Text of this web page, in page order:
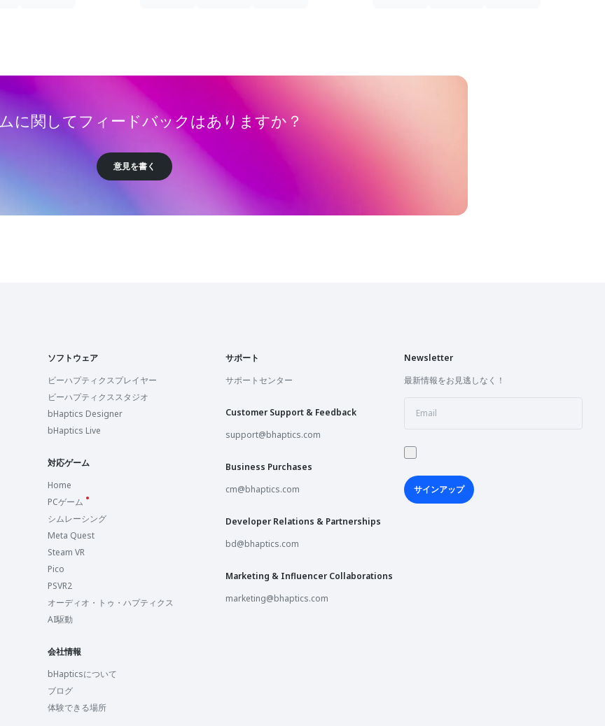
に関してフィードバックはありますか？
意見を書く
ソフトウェア
ビーハプティクスプレイヤー
ビーハプティクススタジオ
bHaptics Designer
bHaptics Live
対応ゲーム
Home
PCゲーム
シムレーシング
Meta Quest
Steam VR
Pico
PSVR2
オーディオ・トゥ・ハプティクス
AI駆動
会社情報
bHapticsについて
ブログ
体験できる場所
サポート
サポートセンター
Customer Support & Feedback
support@bhaptics.com
Business Purchases
cm@bhaptics.com
Developer Relations & Partnerships
bd@bhaptics.com
Marketing & Influencer Collaborations
marketing@bhaptics.com
Newsletter
最新情報をお見逃しなく！
サインアップ